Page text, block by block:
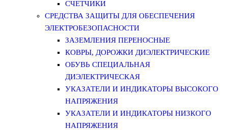
СЧЕТЧИКИ
СРЕДСТВА ЗАЩИТЫ ДЛЯ ОБЕСПЕЧЕНИЯ
ЭЛЕКТРОБЕЗОПАСНОСТИ
ЗАЗЕМЛЕНИЯ ПЕРЕНОСНЫЕ
КОВРЫ, ДОРОЖКИ ДИЭЛЕКТРИЧЕСКИЕ
ОБУВЬ СПЕЦИАЛЬНАЯ
ДИЭЛЕКТРИЧЕСКАЯ
УКАЗАТЕЛИ И ИНДИКАТОРЫ ВЫСОКОГО
НАПРЯЖЕНИЯ
УКАЗАТЕЛИ И ИНДИКАТОРЫ НИЗКОГО
НАПРЯЖЕНИЯ